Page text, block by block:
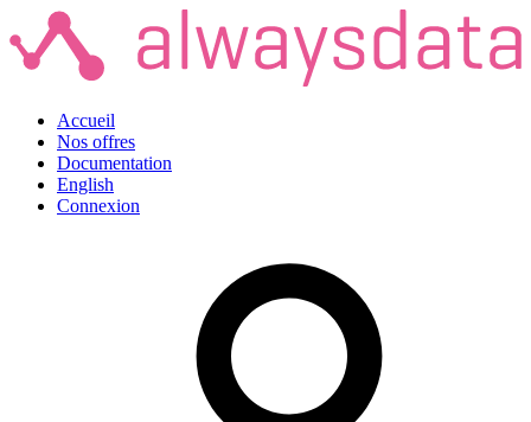
Accueil
Nos offres
Documentation
English
Connexion